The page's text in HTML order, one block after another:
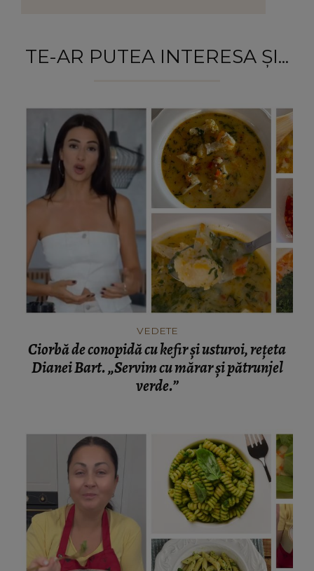
TE-AR PUTEA INTERESA ȘI...
VEDETE
Ciorbă de conopidă cu kefir și usturoi, rețeta
Dianei Bart. „Servim cu mărar și pătrunjel
verde.”